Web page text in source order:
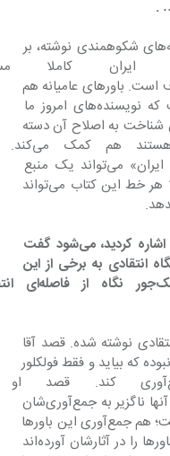
بله، یا آقای بیضایی که واقعا نمایش‌نامه‌های شکوهمندی نوشته، بر
ایران
است. باورهای عامیانه هم
جزئی از این فرهنگ است و لازم است که نویسنده‌های امروز ما
شناخت به اصلاح آن دسته
از باورها که خرافی
کتاب‌هایی نظیر «باورهای عامیانه مردم ایران» می‌تواند یک منبع
مطالعاتی برای نویسندگان ما باشد. اصلا هر خط این کتاب می‌تواند
‌در مورد ضرورت اصلاح برخی باورها که اشاره کردید، می‌شود گفت
فولکلور اصلا با یک‌جور نگاه انتقادی به برخی از این
باورها همراه بوده است؟
نوشته شده. قصد آقا
که بیاید و فقط فولکلور
مردم دوره خودش را جمع‌آوری
شیوه‌ای طنزآمیز بوده. اما خب برای نقد آنها ناگزیر به جمع‌آوری‌شان
بوده که خب هر دو کار هم مفید بوده است؛ هم جمع‌آوری این باورها
و هم نقدشان. نویسندگانی هم که این باورها را در آثارشان آورده‌اند